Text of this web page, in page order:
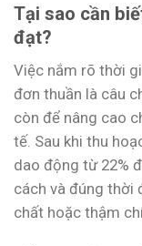
Tại sao cần
đạt?
Việc nắm rõ thời
đơn thuần là câu
còn để nâng cao
tế. Sau khi thu
dao động từ 22%
cách và đúng thời
chất hoặc thậm